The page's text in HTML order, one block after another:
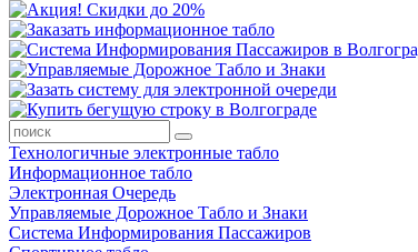
Технологичные электронные табло
Информационное табло
Электронная Очередь
Управляемые Дорожное Табло и Знаки
Система Информирования Пассажиров